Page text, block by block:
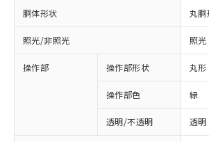
胴体形状 丸
照光/非照光 照光
操作部 操作部形状 丸形
操作部色 緑
透明/不透明 透明